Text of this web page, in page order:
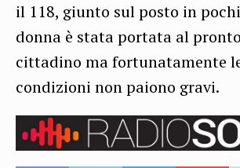
il 118, giunto sul posto in
donna è stata portata al
cittadino ma fortunatamente
condizioni non paiono gravi.